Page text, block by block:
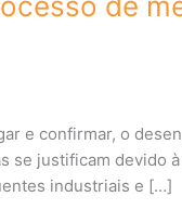
e confirmar, o
se justificam
industriais e […]